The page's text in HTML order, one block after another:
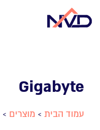
Gigabyte
עמוד הבית > מוצרים >